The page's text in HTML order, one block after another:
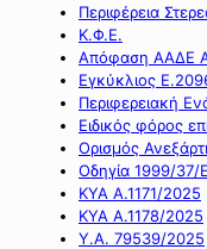
Περιφέρεια
Κ.Φ.Ε.
Απόφαση ΑΑΔΕ
Εγκύκλιος
Περιφερειακή
Ειδικός φόρος
Ορισμός
Οδηγία 1999/37/
ΚΥΑ Α.1171/2025
ΚΥΑ Α.1178/2025
Υ.Α. 79539/2025